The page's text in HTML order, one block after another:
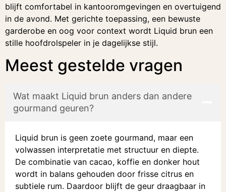
blijft comfortabel in kantooromgevingen en overtuigend
in de avond. Met gerichte toepassing, een bewuste
garderobe en oog voor context wordt Liquid brun een
stille hoofdrolspeler in je dagelijkse stijl.
Meest gestelde vragen
Wat maakt Liquid brun anders dan andere
gourmand geuren?
Liquid brun is geen zoete gourmand, maar een
volwassen interpretatie met structuur en diepte.
De combinatie van cacao, koffie en donker hout
wordt in balans gehouden door frisse citrus en
subtiele rum. Daardoor blijft de geur draagbaar in